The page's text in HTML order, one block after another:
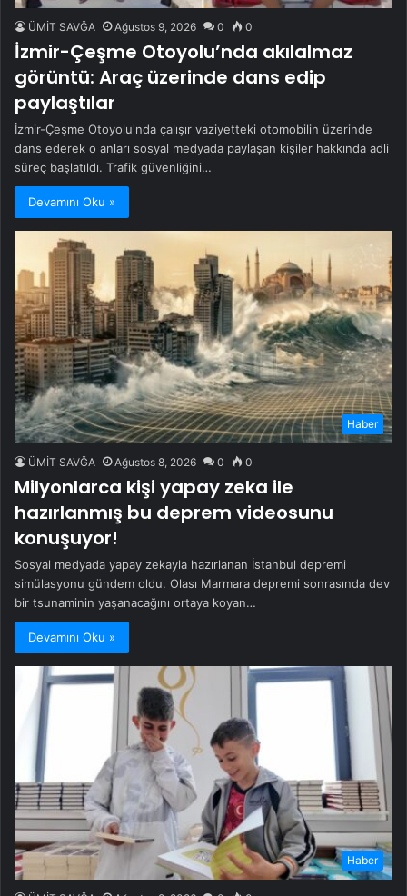
ÜMİT SAVĞA Ağustos 9, 2026 0 0
İzmir-Çeşme Otoyolu’nda akılalmaz
görüntü: Araç üzerinde dans edip
paylaştılar
İzmir-Çeşme Otoyolu'nda çalışır vaziyetteki otomobilin üzerinde
dans ederek o anları sosyal medyada paylaşan kişiler hakkında adli
süreç başlatıldı. Trafik güvenliğini…
Devamını Oku »
Haber
ÜMİT SAVĞA Ağustos 8, 2026 0 0
Milyonlarca kişi yapay zeka ile
hazırlanmış bu deprem videosunu
konuşuyor!
Sosyal medyada yapay zekayla hazırlanan İstanbul depremi
simülasyonu gündem oldu. Olası Marmara depremi sonrasında dev
bir tsunaminin yaşanacağını ortaya koyan…
Devamını Oku »
Haber